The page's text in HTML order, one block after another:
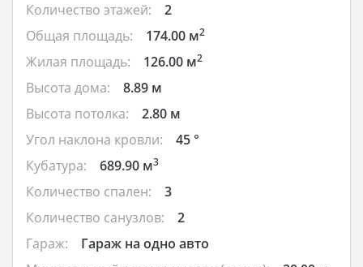
Количество этажей:
2
Общая площадь:
174.00 м2
Жилая площадь: 126.00 м2
Высота дома:
8.89 м
Высота потолка:
2.80 м
Угол наклона кровли:
45 °
Кубатура:
689.90 м3
Количество спален:
3
Количество санузлов:
2
Гараж:
Гараж на одно авто